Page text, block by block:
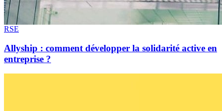
RSE
Allyship : comment développer la solidarité active en
entreprise ?